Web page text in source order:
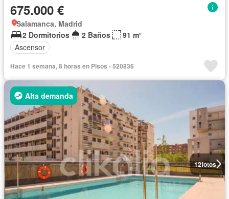
675.000 €
Salamanca, Madrid
2 Dormitorios
2 Baños
91 m²
Ascensor
Hace 1 semana, 8 horas en Pisos - 520836
12fotos
Alta demanda